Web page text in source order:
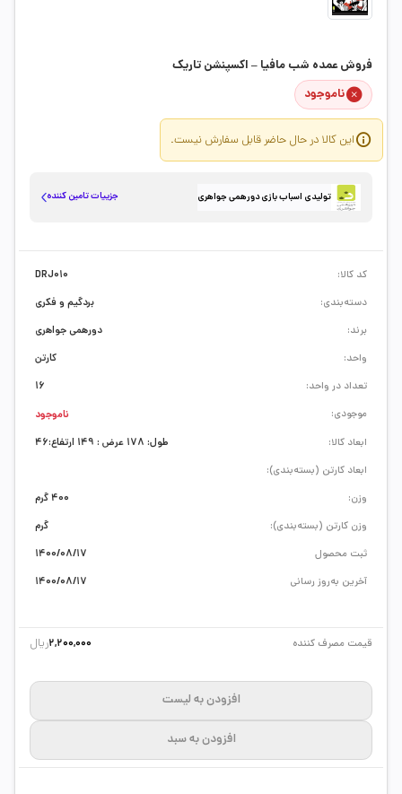
فروش عمده شب مافیا – اکسپنشن تاریک
ناموجود
این کالا در حال حاضر قابل سفارش نیست.
تولیدی اسباب بازی دورهمی جواهری جزییات تامین کننده
ابعاد کالا:
طول: 178 عرض : 149 ارتفاع:46
ابعاد کارتن (بسته‌بندی):
وزن:
400 گرم
وزن کارتن (بسته‌بندی):
گرم
ثبت محصول
1400/08/17
آخرین به‌روز رسانی
1400/08/17
کد کالا:
DRJ010
دسته‌بندی:
بردگیم و فکری
برند:
دورهمی جواهری
واحد:
کارتن
تعداد در واحد:
16
موجودی:
ناموجود
قیمت مصرف کننده 2,200,000ریال
افزودن به لیست
افزودن به سبد